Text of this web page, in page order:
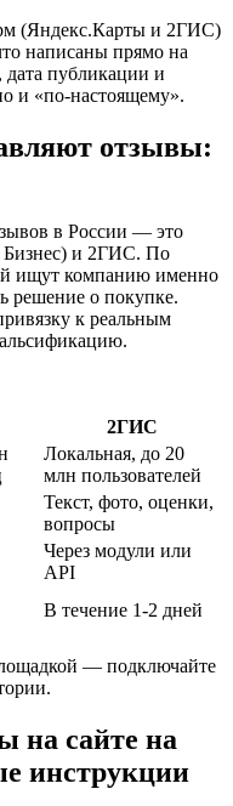
(Яндекс.Карты и 2ГИС)
написаны прямо на
дата публикации и
и «по-настоящему».
отзывы:
в России — это
Бизнес) и 2ГИС. По
ищут компанию именно
решение о покупке.
к реальным
2ГИС
Локальная, до 20
млн пользователей
Текст, фото, оценки,
вопросы
Через модули или
API
В течение 1-2 дней
— подключайте
на сайте на
инструкции